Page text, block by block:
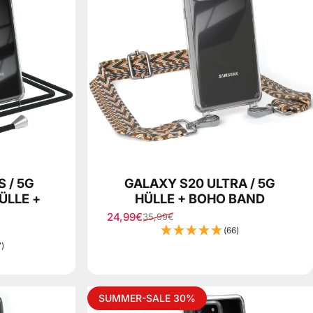
/ 5G
+
GALAXY S20 ULTRA / 5G
HÜLLE + BOHO BAND
Sale price
24,99€
Regular price
35,99€
(66)
SUMMER-SALE 30%